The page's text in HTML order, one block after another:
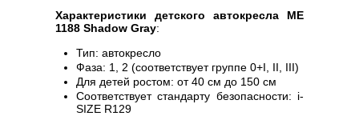
Характеристики детского автокресла ME
1188 Shadow Gray:
Тип: автокресло
Фаза: 1, 2 (соответствует группе 0+I, II, III)
Для детей ростом: от 40 см до 150 см
Соответствует стандарту безопасности: i-
SIZE R129